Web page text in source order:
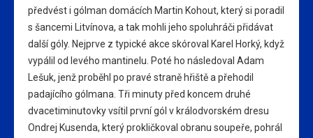
předvést i gólman domácích Martin Kohout, který si poradil
s šancemi Litvínova, a tak mohli jeho spoluhráči přidávat
další góly. Nejprve z typické akce skóroval Karel Horký, když
vypálil od levého mantinelu. Poté ho následoval Adam
Lešuk, jenž proběhl po pravé straně hřiště a přehodil
padajícího gólmana. Tři minuty před koncem druhé
dvacetiminutovky vsítil první gól v králodvorském dresu
Ondrej Kusenda, který prokličkoval obranu soupeře, pohrál